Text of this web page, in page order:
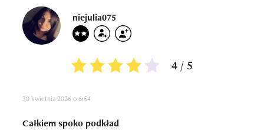
niejulia075
4 / 5
30 kwietnia 2026 o 6:54
Całkiem spoko podkład